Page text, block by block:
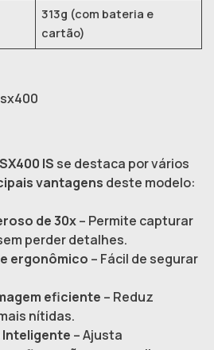
313g (com bateria e
cartão)
IS se destaca por vários
vantagens deste modelo:
de 30x– Permite capturar
perder detalhes.
ergonômico – Fácil de segurar
eficiente – Reduz
nítidas.
– Ajusta